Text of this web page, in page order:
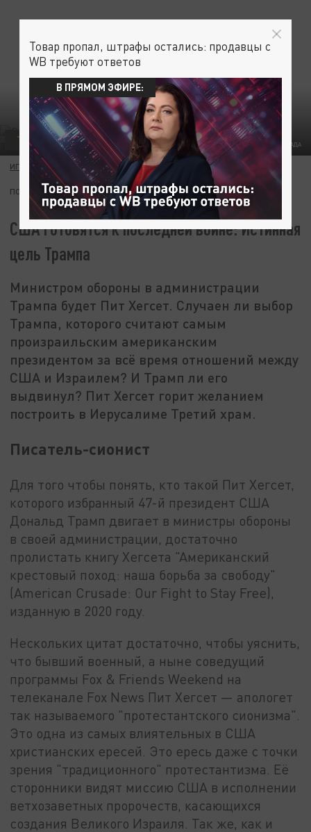
КОЛЛАЖ ЦАРЬГРАДА
ТЕОРИЯ ЗАГОВОРА
ИГОРЬ ПШЕНИЧНИКОВ 24 НОЯБРЯ 09:00
ПОДПИШИТЕСЬ:
США готовятся к последней войне: Истинная
цель Трампа
Министром обороны в администрации
Трампа будет Пит Хегсет. Случаен ли выбор
Трампа, которого считают самым
произраильским американским
президентом за всё время отношений между
США и Израилем? И Трамп ли его
выдвинул? Пит Хегсет горит желанием
построить в Иерусалиме Третий храм.
Писатель-сионист
Для того чтобы понять, кто такой Пит Хегсет,
которого избранный 47-й президент США
Дональд Трамп двигает в министры обороны
в своей администрации, достаточно
пролистать книгу Хегсета "Американский
крестовый поход: наша борьба за свободу"
(American Crusade: Our Fight to Stay Free),
изданную в 2020 году.
Нескольких цитат достаточно, чтобы уяснить,
что бывший военный, а ныне соведущий
программы Fox & Friends Weekend на
телеканале Fox News Пит Хегсет — апологет
так называемого "протестантского сионизма".
Это одна из самых влиятельных в США
христианских ересей. Это ересь даже с точки
зрения "традиционного" протестантизма. Её
сторонники видят миссию США в исполнении
ветхозаветных пророчеств, касающихся
создания Великого Израиля. Так же, как и
Товар пропал, штрафы остались: продавцы с
WB требуют ответов
В ПРЯМОМ ЭФИРЕ: